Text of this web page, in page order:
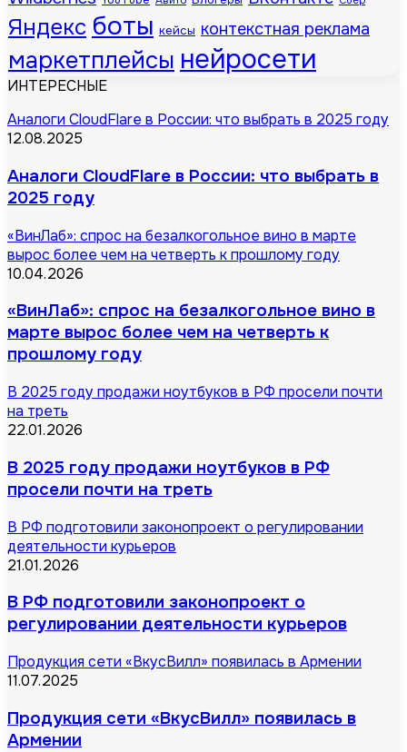
Яндекс боты кейсы контекстная реклама
маркетплейсы нейросети
ИНТЕРЕСНЫЕ
Аналоги CloudFlare в России: что выбрать в 2025 году
12.08.2025
Аналоги CloudFlare в России: что выбрать в
2025 году
«ВинЛаб»: спрос на безалкогольное вино в марте
вырос более чем на четверть к прошлому году
10.04.2026
«ВинЛаб»: спрос на безалкогольное вино в
марте вырос более чем на четверть к
прошлому году
В 2025 году продажи ноутбуков в РФ просели почти
на треть
22.01.2026
В 2025 году продажи ноутбуков в РФ
просели почти на треть
В РФ подготовили законопроект о регулировании
деятельности курьеров
21.01.2026
В РФ подготовили законопроект о
регулировании деятельности курьеров
Продукция сети «ВкусВилл» появилась в Армении
11.07.2025
Продукция сети «ВкусВилл» появилась в
Армении